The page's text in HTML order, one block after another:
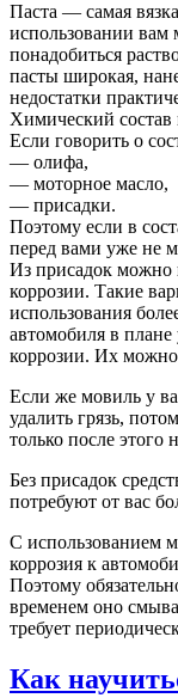
Паста — самая
использовании вам
понадобиться
пасты широкая,
недостатки
Химический состав
Если говорить о
— олифа,
— моторное масло,
— присадки.
Поэтому если в
перед вами уже не
Из присадок можно
коррозии. Такие
использования
автомобиля в плане
коррозии. Их
Если же мовиль у
удалить грязь,
только после этого
Без присадок
потребуют от вас
С использованием
коррозия к
Поэтому
временем оно
требует
Как